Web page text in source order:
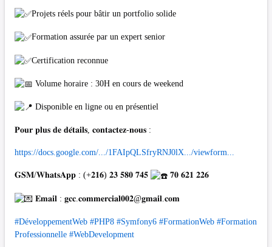
Projets réels pour bâtir un portfolio solide
Formation assurée par un expert senior
Certification reconnue
Volume horaire : 30H en cours de weekend
Disponible en ligne ou en présentiel
𝐏𝐨𝐮𝐫 𝐩𝐥𝐮𝐬 𝐝𝐞 𝐝𝐞́𝐭𝐚𝐢𝐥𝐬, 𝐜𝐨𝐧𝐭𝐚𝐜𝐭𝐞𝐳-𝐧𝐨𝐮𝐬 :
https://docs.google.com/.../1FAIpQLSfryRNJ0lX.../viewform...
𝐆𝐒𝐌/𝐖𝐡𝐚𝐭𝐬𝐀𝐩𝐩 : (+𝟐𝟏𝟔) 𝟐𝟑 𝟓𝟖𝟎 𝟕𝟒𝟓 𝟕𝟎 𝟔𝟐𝟏 𝟐𝟐𝟔
𝐄𝐦𝐚𝐢𝐥 : 𝐠𝐜𝐜.𝐜𝐨𝐦𝐦𝐞𝐫𝐜𝐢𝐚𝐥𝟎𝟎𝟐@𝐠𝐦𝐚𝐢𝐥.𝐜𝐨𝐦
#DéveloppementWeb #PHP8 #Symfony6 #FormationWeb #Formation
Professionnelle #WebDevelopment